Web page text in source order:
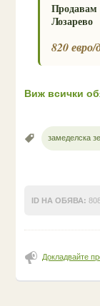
Продавам
Лозарево
820 евро/
Виж всички
замеделска
ID НА ОБЯВА:
Докладвайте